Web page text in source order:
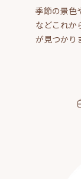
季節の景色
などこれか
が見つかり